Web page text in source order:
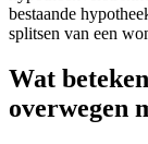
bestaande
splitsen van een
Wat
overwegen